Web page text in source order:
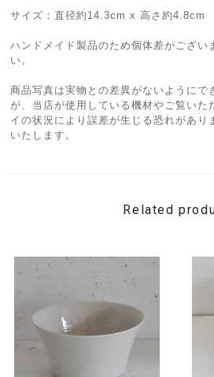
サイズ：直径約14.3cm x 高さ約4.8cm
ハンドメイド製品のため個体差がござい
い。
商品写真は実物との差異がないようにで
が、当店が使用している機材やご覧いた
イの状況により誤差が生じる恐れがあり
いたします。
Related